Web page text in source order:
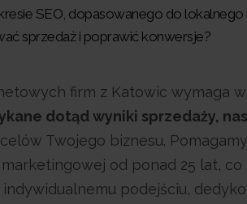
SEO, dopasowanego do
sprzedaż i poprawić konwersje?
firm z Katowic wymaga
dotąd wyniki sprzedaży,
Twojego biznesu.
od ponad 25 lat,
indywidualnemu podejściu,